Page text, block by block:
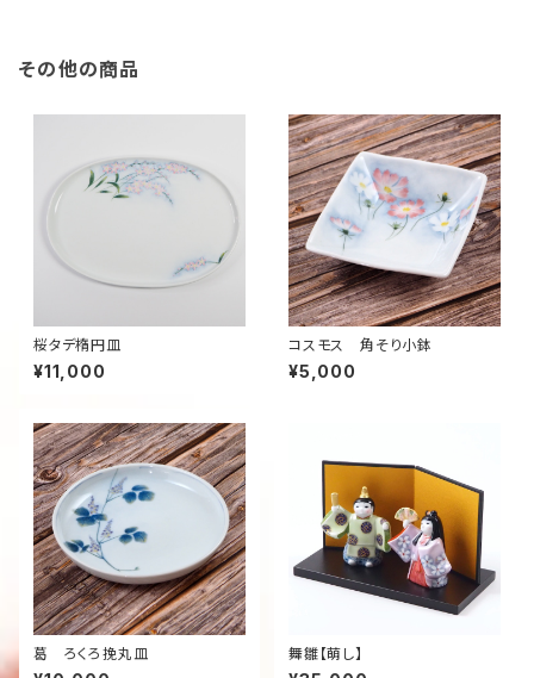
その他の商品
桜タデ楕円皿
¥11,000
コスモス 角そり小鉢
¥5,000
葛 ろくろ挽丸皿 舞雛【萌し】